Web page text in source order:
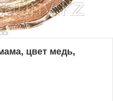
цвет медь,